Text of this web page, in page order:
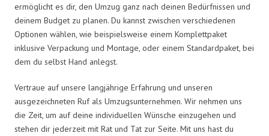
ermöglicht es dir, den Umzug ganz nach deinen Bedürfnissen und
deinem Budget zu planen. Du kannst zwischen verschiedenen
Optionen wählen, wie beispielsweise einem Komplettpaket
inklusive Verpackung und Montage, oder einem Standardpaket, bei
dem du selbst Hand anlegst.
Vertraue auf unsere langjährige Erfahrung und unseren
ausgezeichneten Ruf als Umzugsunternehmen. Wir nehmen uns
die Zeit, um auf deine individuellen Wünsche einzugehen und
stehen dir jederzeit mit Rat und Tat zur Seite. Mit uns hast du